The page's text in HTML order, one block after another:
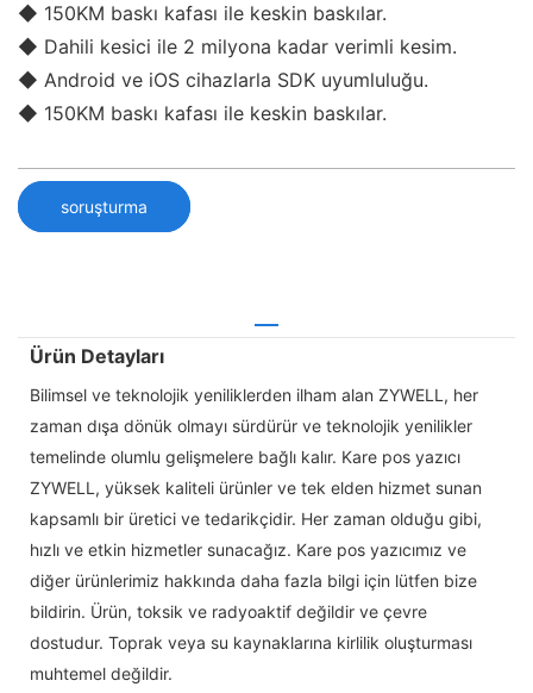
◆ 150KM baskı kafası ile keskin baskılar.
◆ Dahili kesici ile 2 milyona kadar verimli kesim.
◆ Android ve iOS cihazlarla SDK uyumluluğu.
◆ 150KM baskı kafası ile keskin baskılar.
soruşturma
Ürün Detayları
Bilimsel ve teknolojik yeniliklerden ilham alan ZYWELL, her
zaman dışa dönük olmayı sürdürür ve teknolojik yenilikler
temelinde olumlu gelişmelere bağlı kalır. Kare pos yazıcı
ZYWELL, yüksek kaliteli ürünler ve tek elden hizmet sunan
kapsamlı bir üretici ve tedarikçidir. Her zaman olduğu gibi,
hızlı ve etkin hizmetler sunacağız. Kare pos yazıcımız ve
diğer ürünlerimiz hakkında daha fazla bilgi için lütfen bize
bildirin. Ürün, toksik ve radyoaktif değildir ve çevre
dostudur. Toprak veya su kaynaklarına kirlilik oluşturması
muhtemel değildir.